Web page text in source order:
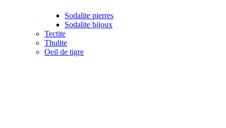
Sodalite pierres
Sodalite bijoux
Tectite
Thulite
Oeil de tigre